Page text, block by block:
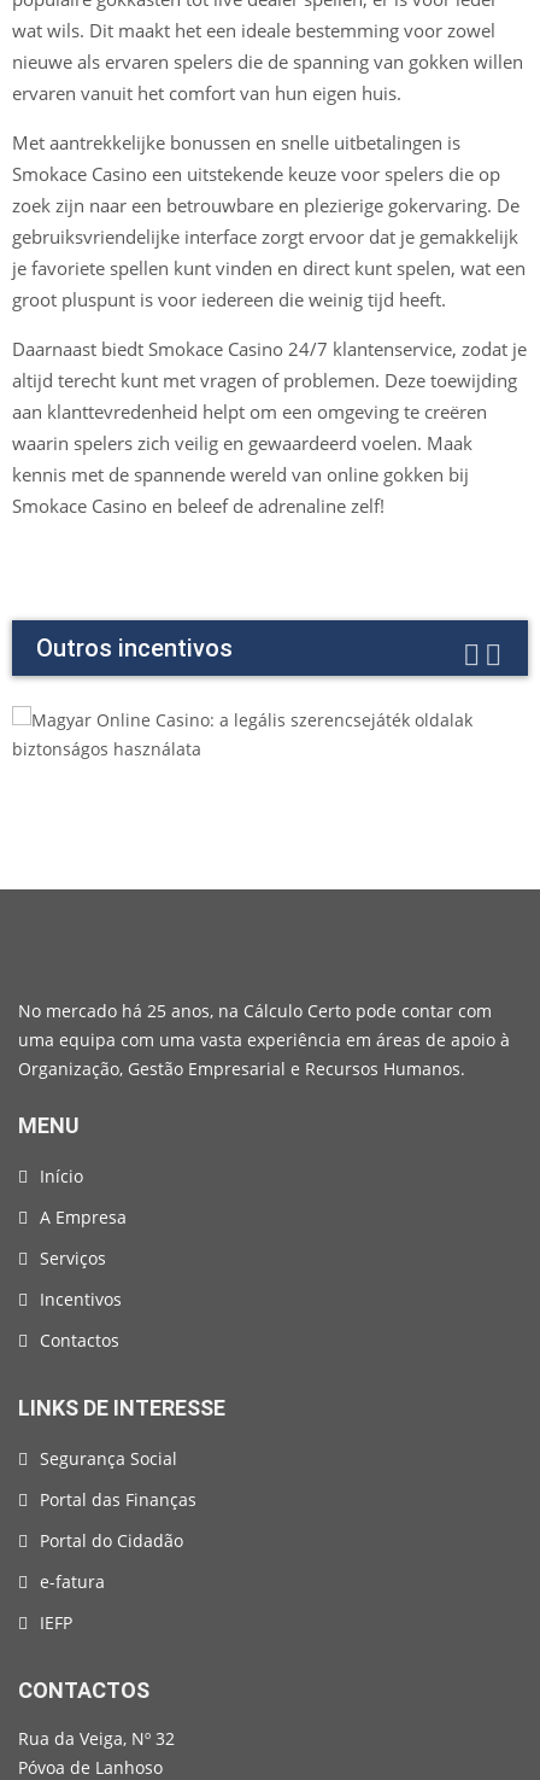
wat wils. Dit maakt het een ideale bestemming voor zowel
nieuwe als ervaren spelers die de spanning van gokken willen
ervaren vanuit het comfort van hun eigen huis.
Met aantrekkelijke bonussen en snelle uitbetalingen is
Smokace Casino een uitstekende keuze voor spelers die op
zoek zijn naar een betrouwbare en plezierige gokervaring. De
gebruiksvriendelijke interface zorgt ervoor dat je gemakkelijk
je favoriete spellen kunt vinden en direct kunt spelen, wat een
groot pluspunt is voor iedereen die weinig tijd heeft.
Daarnaast biedt Smokace Casino 24/7 klantenservice, zodat je
altijd terecht kunt met vragen of problemen. Deze toewijding
aan klanttevredenheid helpt om een omgeving te creëren
waarin spelers zich veilig en gewaardeerd voelen. Maak
kennis met de spannende wereld van online gokken bij
Smokace Casino en beleef de adrenaline zelf!
Outros incentivos
No mercado há 25 anos, na Cálculo Certo pode contar com
uma equipa com uma vasta experiência em áreas de apoio à
Organização, Gestão Empresarial e Recursos Humanos.
MENU
Início
A Empresa
Serviços
Incentivos
Contactos
LINKS DE INTERESSE
Segurança Social
Portal das Finanças
Portal do Cidadão
e-fatura
IEFP
CONTACTOS
Rua da Veiga, Nº 32
Póvoa de Lanhoso